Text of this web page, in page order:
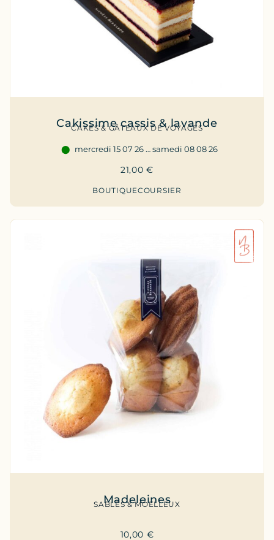
Cakissime cassis & lavande
CAKES & GÂTEAUX DE VOYAGES
mercredi 15 07 26 … samedi 08 08 26
21,00€
BOUTIQUECOURSIER
Madeleines
SABLÉS & MOELLEUX
10,00 €